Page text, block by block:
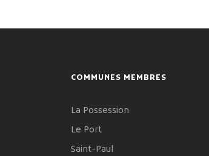
COMMUNES MEMBRES
La Possession
Le Port
Saint-Paul